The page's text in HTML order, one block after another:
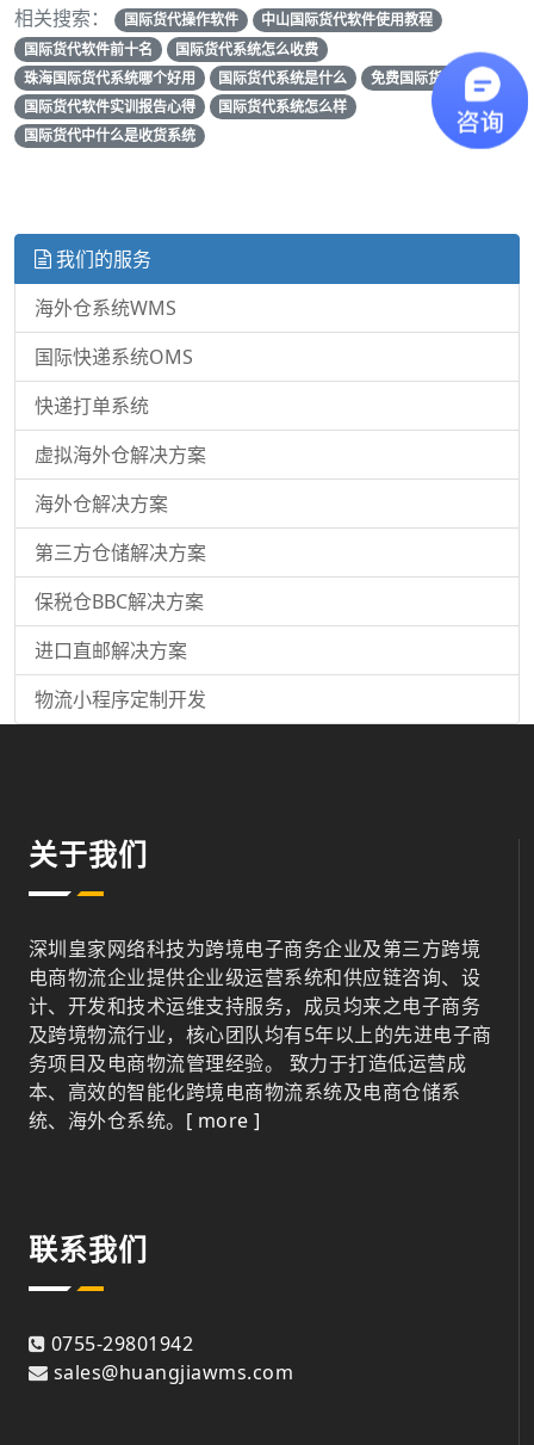
相关搜索： 国际货代操作软件
中山国际货代软件使用教程
国际货代软件前十名
国际货代系统怎么收费
珠海国际货代系统哪个好用
国际货代系统是什么
免费国际货代系统
国际货代软件实训报告心得
国际货代系统怎么样
国际货代中什么是收货系统
我们的服务
海外仓系统WMS
国际快递系统OMS
快递打单系统
虚拟海外仓解决方案
海外仓解决方案
第三方仓储解决方案
保税仓BBC解决方案
进口直邮解决方案
物流小程序定制开发
关于我们
深圳皇家网络科技为跨境电子商务企业及第三方跨境
电商物流企业提供企业级运营系统和供应链咨询、设
计、开发和技术运维支持服务，成员均来之电子商务
及跨境物流行业，核心团队均有5年以上的先进电子商
务项目及电商物流管理经验。 致力于打造低运营成
本、高效的智能化跨境电商物流系统及电商仓储系
统、海外仓系统。 [ more ]
联系我们
0755-29801942
sales@huangjiawms.com